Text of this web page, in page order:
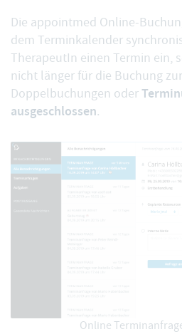
Die appointmed Online-
dem Terminkalender
TherapeutIn einen Termin ein,
nicht länger für die Buchung
Doppelbuchungen oder
ausgeschlossen.
Online